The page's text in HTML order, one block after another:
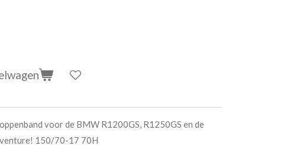
voor de BMW R1200GS, R1250GS en de
150/70-17 70H